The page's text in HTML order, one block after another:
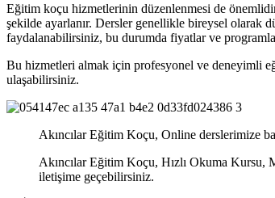
Eğitim koçu hizmetlerinin düzenlenmesi de
şekilde ayarlanır. Dersler genellikle bireysel olarak
faydalanabilirsiniz, bu durumda fiyatlar ve
Bu hizmetleri almak için profesyonel ve deneyimli
ulaşabilirsiniz.
Akıncılar Eğitim Koçu, Online derslerimize
Akıncılar Eğitim Koçu, Hızlı Okuma Kursu,
iletişime geçebilirsiniz.